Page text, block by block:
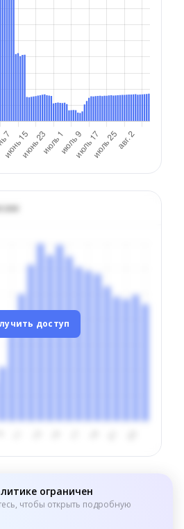
доступ
ограничен
чтобы открыть подробную